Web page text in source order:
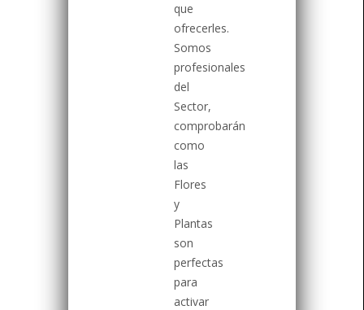
que
ofrecerles.
Somos
profesionales
del
Sector,
comprobarán
como
las
Flores
y
Plantas
son
perfectas
para
activar